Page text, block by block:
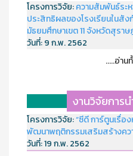
โครงการวิจัย:ความสัมพันธ์ระ
ประสิทธิผลของโรงเรียนในสั
มัธยมศึกษาเขต 11 จังหวัดสุรา
วันที่:9 ก.พ. 2562
.....อ่าน
งานวิจัยการน
โครงการวิจัย:“ซีดี การ์ตูนเรื่อ
พัฒนาพฤติกรรมเสริมสร้างค
วันที่:19 ก.พ. 2562